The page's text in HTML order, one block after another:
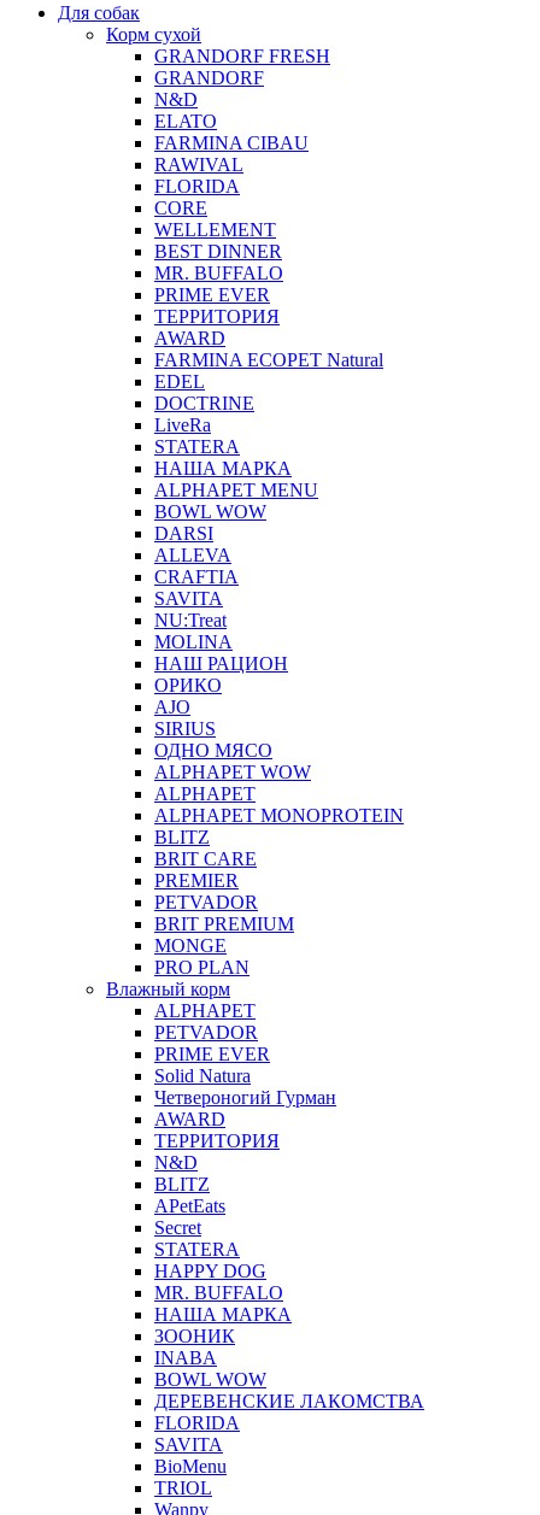
Для собак
Корм сухой
GRANDORF FRESH
GRANDORF
N&D
ELATO
FARMINA CIBAU
RAWIVAL
FLORIDA
CORE
WELLEMENT
BEST DINNER
MR. BUFFALO
PRIME EVER
ТЕРРИТОРИЯ
AWARD
FARMINA ECOPET Natural
EDEL
DOCTRINE
LiveRa
STATERA
НАША МАРКА
ALPHAPET MENU
BOWL WOW
DARSI
ALLEVA
CRAFTIA
SAVITA
NU:Treat
MOLINA
НАШ РАЦИОН
ОРИКО
AJO
SIRIUS
ОДНО МЯСО
ALPHAPET WOW
ALPHAPET
ALPHAPET MONOPROTEIN
BLITZ
BRIT CARE
PREMIER
PETVADOR
BRIT PREMIUM
MONGE
PRO PLAN
Влажный корм
ALPHAPET
PETVADOR
PRIME EVER
Solid Natura
Четвероногий Гурман
AWARD
ТЕРРИТОРИЯ
N&D
BLITZ
APetEats
Secret
STATERA
HAPPY DOG
MR. BUFFALO
НАША МАРКА
ЗООНИК
INABA
BOWL WOW
ДЕРЕВЕНСКИЕ ЛАКОМСТВА
FLORIDA
SAVITA
BioMenu
TRIOL
Wanpy